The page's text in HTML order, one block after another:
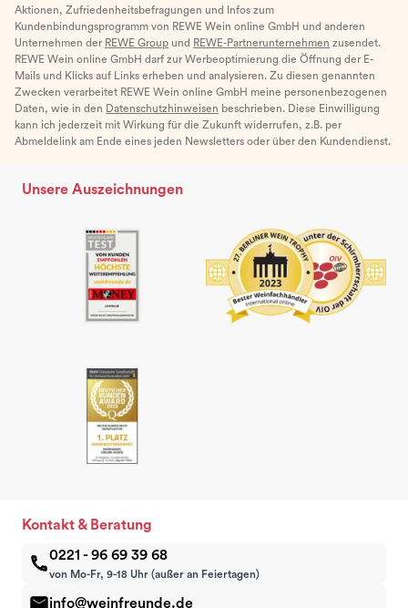
Aktionen, Zufriedenheitsbefragungen und Infos zum
Kundenbindungsprogramm von REWE Wein online GmbH und anderen
Unternehmen der REWE Group und REWE-Partnerunternehmen zusendet.
REWE Wein online GmbH darf zur Werbeoptimierung die Öffnung der E-
Mails und Klicks auf Links erheben und analysieren. Zu diesen genannten
Zwecken verarbeitet REWE Wein online GmbH meine personenbezogenen
Daten, wie in den Datenschutzhinweisen beschrieben. Diese Einwilligung
kann ich jederzeit mit Wirkung für die Zukunft widerrufen, z.B. per
Abmeldelink am Ende eines jeden Newsletters oder über den Kundendienst.
Unsere Auszeichnungen
Kontakt & Beratung
0221 - 96 69 39 68
von Mo-Fr, 9-18 Uhr (außer an Feiertagen)
info@weinfreunde.de